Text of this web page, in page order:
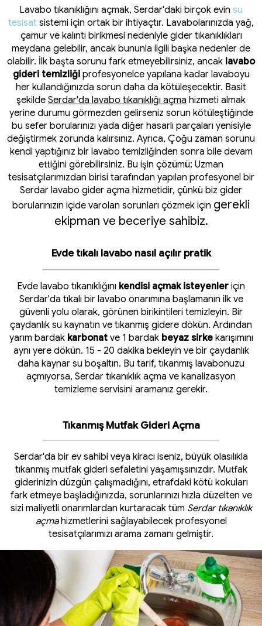
Lavabo tıkanıklığını açmak, Serdar'daki birçok evin su
tesisat sistemi için ortak bir ihtiyaçtır. Lavabolarınızda yağ,
çamur ve kalıntı birikmesi nedeniyle gider tıkanıklıkları
meydana gelebilir, ancak bununla ilgili başka nedenler de
olabilir. İlk başta sorunu fark etmeyebilirsiniz, ancak lavabo
gideri temizliğiprofesyonelce yapılana kadar lavaboyu
her kullandığınızda sorun daha da kötüleşecektir. Basit
şekilde Serdar'da lavabo tıkanıklığı açma hizmeti almak
yerine durumu görmezden gelirseniz sorun kötüleştiğinde
bu sefer borularınızı yada diğer hasarlı parçaları yenisiyle
değiştirmek zorunda kalırsınız. Ayrıca, Çoğu zaman sorunu
kendi yaptığınız bir lavabo temizliğinden sonra bile devam
ettiğini görebilirsiniz. Bu işin çözümü; Uzman
tesisatçılarımızdan birisi tarafından yapılan profesyonel bir
Serdar lavabo gider açma hizmetidir, çünkü biz gider
borularınızın içide varolan sorunları çözmek için gerekli
ekipman ve beceriye sahibiz.
Evde tıkalı lavabo nasıl açılır pratik
Evde lavabo tıkanıklığını kendisi açmak isteyenler için
Serdar'da tıkalı bir lavabo onarımına başlamanın ilk ve
güvenli yolu olarak, görünen birikintileri temizleyin. Bir
çaydanlık su kaynatın ve tıkanmış gidere dökün. Ardından
yarım bardak karbonatve 1 bardak beyaz sirkekarışımını
aynı yere dökün. 15 - 20 dakika bekleyin ve bir çaydanlık
daha kaynar su boşaltın. Bu tarif, tıkanmış lavabonuzu
açmıyorsa, Serdar tıkanıklık açma ve kanalizasyon
temizleme servisini aramanız gerekir.
Tıkanmış Mutfak Gideri Açma
Serdar'da bir ev sahibi veya kiracı iseniz, büyük olasılıkla
tıkanmış mutfak gideri sefaletini yaşamışsınızdır. Mutfak
giderinizin düzgün çalışmadığını, etrafdaki kötü kokuları
fark etmeye başladığınızda, sorunlarınızı hızla düzelten ve
sizi maliyetli onarımlardan kurtaracak tüm Serdar tıkanıklık
açmahizmetlerini sağlayabilecek profesyonel
tesisatçılarımızı arama zamanı gelmiştir.